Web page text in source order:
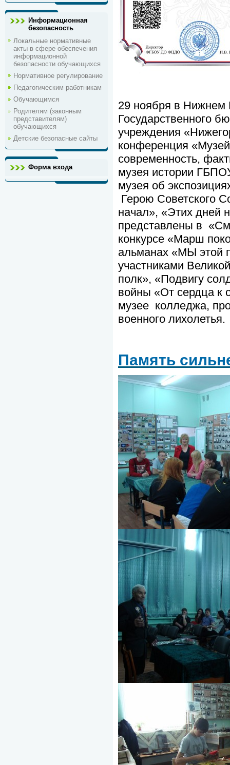
Информационная
безопасность
Локальные нормативные
акты в сфере обеспечения
информационной
безопасности обучающихся
Нормативное регулирование
Педагогическим работникам
Обучающимся
Родителям (законным
представителям)
обучающихся
Детские безопасные сайты
Форма входа
29 ноября в Нижнем
Государственного
учреждения
конференция «Музей
современность,
музея истории
музея об
Герою Советского
начал», «Этих дней
представлены в
конкурсе «Марш
альманах «МЫ этой
участниками
полк», «Подвигу
войны «От сердца к
музее колледжа,
военного лихолетья.
Память